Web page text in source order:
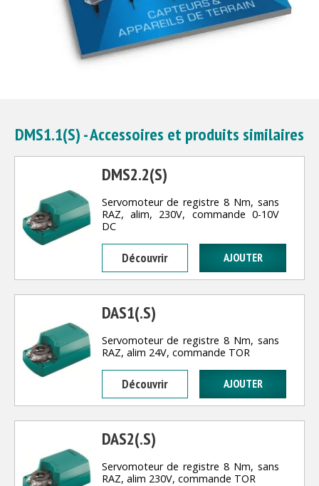
DMS1.1(S) - Accessoires et produits similaires
DMS2.2(S)
Servomoteur de registre 8 Nm, sans
RAZ, alim, 230V, commande 0-10V
DC
Découvrir
DAS1(.S)
Servomoteur de registre 8 Nm, sans
RAZ, alim 24V, commande TOR
Découvrir
DAS2(.S)
Servomoteur de registre 8 Nm, sans
RAZ, alim 230V, commande TOR